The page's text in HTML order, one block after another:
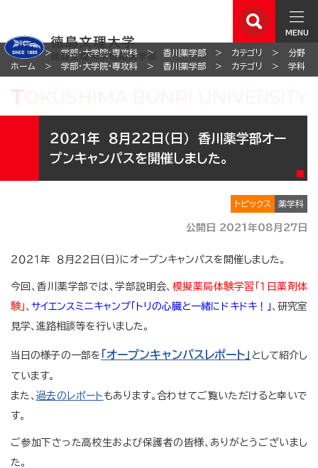
MENU
ホーム 学部・大学院・専攻科 香川薬学部 カテゴリ
分野
ホーム
学部・大学院・専攻科 香川薬学部 カテゴリ 学科
２０２１年 ８月２２日（日） 香川薬学部オー
プンキャンパスを開催しました。
トピックス 薬学科
公開日 2021年08月27日
２０２１年 ８月２２日（日）にオープンキャンパスを開催しました。
今回、香川薬学部では、学部説明会、 模擬薬局体験学習「１日薬剤体
験」 、サイエンスミニキャンプ「トリの心臓と一緒にドキドキ！」 、研究室
見学、進路相談等を行いました。
当日の様子の一部を 「オープンキャンパスレポート」 として紹介し
ています。
また、過去のレポート もあります。合わせてご覧いただけると幸いで
す。
ご参加下さった高校生および保護者の皆様、ありがとうございまし
た。